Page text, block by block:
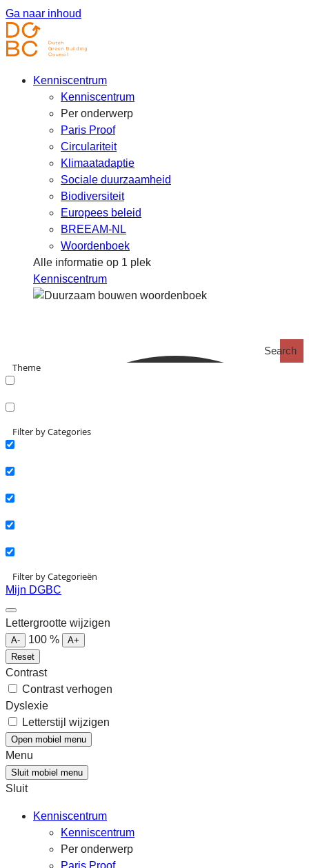
Ga naar inhoud
Kenniscentrum
Kenniscentrum
Per onderwerp
Paris Proof
Circulariteit
Klimaatadaptie
Sociale duurzaamheid
Biodiversiteit
Europees beleid
BREEAM-NL
Woordenboek
Alle informatie op 1 plek
Kenniscentrum
Search
Theme
Filter by Categories
Filter by Categorieën
Mijn DGBC
Lettergrootte wijzigen
A- 100 %
A+
Reset
Contrast
Contrast verhogen
Dyslexie
Letterstijl wijzigen
Open mobiel menu
Menu
Sluit mobiel menu
Sluit
Kenniscentrum
Kenniscentrum
Per onderwerp
Paris Proof